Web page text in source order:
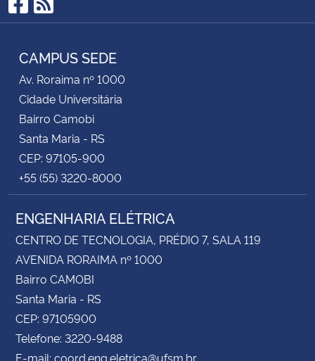
Facebook
RSS
CAMPUS SEDE
Av. Roraima nº 1000
Cidade Universitária
Bairro Camobi
Santa Maria - RS
CEP: 97105-900
+55 (55) 3220-8000
ENGENHARIA ELÉTRICA
CENTRO DE TECNOLOGIA, PRÉDIO 7, SALA 119
AVENIDA RORAIMA nº 1000
Bairro CAMOBI
Santa Maria - RS
CEP: 97105900
Telefone: 3220-9488
E-mail: coord.eng.eletrica@ufsm.br